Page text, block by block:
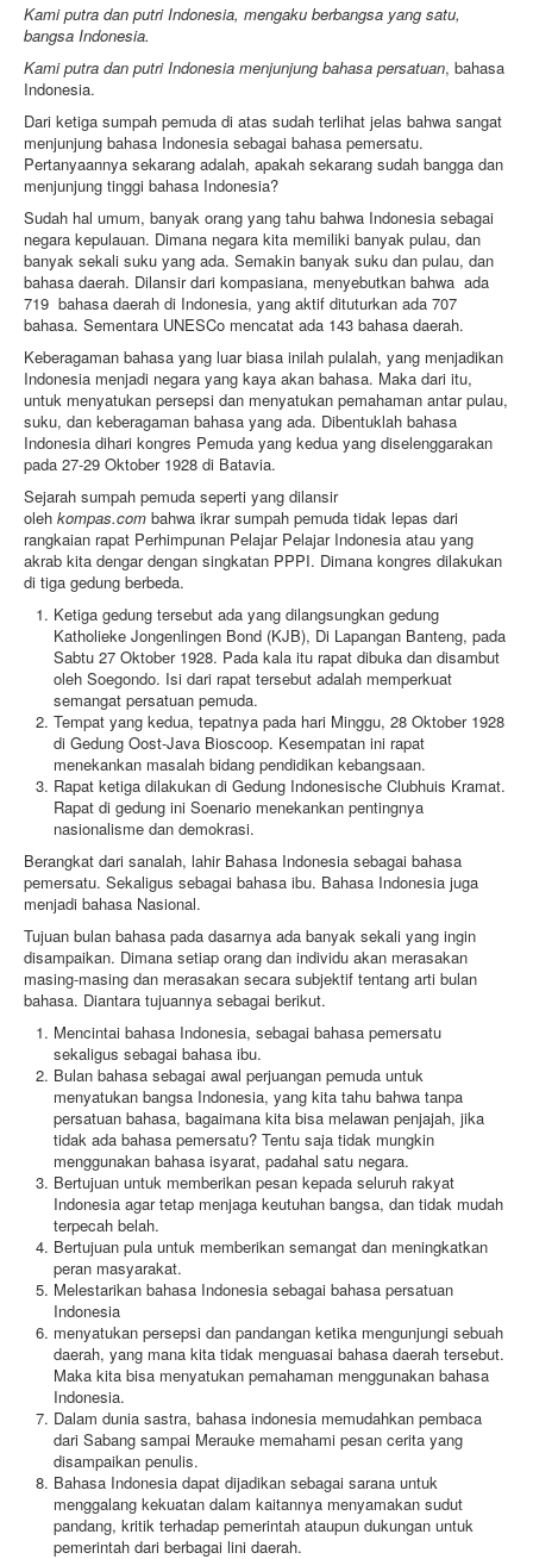
Kami putra dan putri Indonesia, mengaku berbangsa yang satu,
bangsa Indonesia.
Kami putra dan putri Indonesia menjunjung bahasa persatuan, bahasa
Indonesia.
Dari ketiga sumpah pemuda di atas sudah terlihat jelas bahwa sangat
menjunjung bahasa Indonesia sebagai bahasa pemersatu.
Pertanyaannya sekarang adalah, apakah sekarang sudah bangga dan
menjunjung tinggi bahasa Indonesia?
Sudah hal umum, banyak orang yang tahu bahwa Indonesia sebagai
negara kepulauan. Dimana negara kita memiliki banyak pulau, dan
banyak sekali suku yang ada. Semakin banyak suku dan pulau, dan
bahasa daerah. Dilansir dari kompasiana, menyebutkan bahwa ada
719 bahasa daerah di Indonesia, yang aktif dituturkan ada 707
bahasa. Sementara UNESCo mencatat ada 143 bahasa daerah.
Keberagaman bahasa yang luar biasa inilah pulalah, yang menjadikan
Indonesia menjadi negara yang kaya akan bahasa. Maka dari itu,
untuk menyatukan persepsi dan menyatukan pemahaman antar pulau,
suku, dan keberagaman bahasa yang ada. Dibentuklah bahasa
Indonesia dihari kongres Pemuda yang kedua yang diselenggarakan
pada 27-29 Oktober 1928 di Batavia.
Sejarah sumpah pemuda seperti yang dilansir
oleh kompas.com bahwa ikrar sumpah pemuda tidak lepas dari
rangkaian rapat Perhimpunan Pelajar Pelajar Indonesia atau yang
akrab kita dengar dengan singkatan PPPI. Dimana kongres dilakukan
di tiga gedung berbeda.
Ketiga gedung tersebut ada yang dilangsungkan gedung
Katholieke Jongenlingen Bond (KJB), Di Lapangan Banteng, pada
Sabtu 27 Oktober 1928. Pada kala itu rapat dibuka dan disambut
oleh Soegondo. Isi dari rapat tersebut adalah memperkuat
semangat persatuan pemuda.
Tempat yang kedua, tepatnya pada hari Minggu, 28 Oktober 1928
di Gedung Oost-Java Bioscoop. Kesempatan ini rapat
menekankan masalah bidang pendidikan kebangsaan.
Rapat ketiga dilakukan di Gedung Indonesische Clubhuis Kramat.
Rapat di gedung ini Soenario menekankan pentingnya
nasionalisme dan demokrasi.
Berangkat dari sanalah, lahir Bahasa Indonesia sebagai bahasa
pemersatu. Sekaligus sebagai bahasa ibu. Bahasa Indonesia juga
menjadi bahasa Nasional.
Tujuan bulan bahasa pada dasarnya ada banyak sekali yang ingin
disampaikan. Dimana setiap orang dan individu akan merasakan
masing-masing dan merasakan secara subjektif tentang arti bulan
bahasa. Diantara tujuannya sebagai berikut.
Mencintai bahasa Indonesia, sebagai bahasa pemersatu
sekaligus sebagai bahasa ibu.
Bulan bahasa sebagai awal perjuangan pemuda untuk
menyatukan bangsa Indonesia, yang kita tahu bahwa tanpa
persatuan bahasa, bagaimana kita bisa melawan penjajah, jika
tidak ada bahasa pemersatu? Tentu saja tidak mungkin
menggunakan bahasa isyarat, padahal satu negara.
Bertujuan untuk memberikan pesan kepada seluruh rakyat
Indonesia agar tetap menjaga keutuhan bangsa, dan tidak mudah
terpecah belah.
Bertujuan pula untuk memberikan semangat dan meningkatkan
peran masyarakat.
Melestarikan bahasa Indonesia sebagai bahasa persatuan
Indonesia
menyatukan persepsi dan pandangan ketika mengunjungi sebuah
daerah, yang mana kita tidak menguasai bahasa daerah tersebut.
Maka kita bisa menyatukan pemahaman menggunakan bahasa
Indonesia.
Dalam dunia sastra, bahasa indonesia memudahkan pembaca
dari Sabang sampai Merauke memahami pesan cerita yang
disampaikan penulis.
Bahasa Indonesia dapat dijadikan sebagai sarana untuk
menggalang kekuatan dalam kaitannya menyamakan sudut
pandang, kritik terhadap pemerintah ataupun dukungan untuk
pemerintah dari berbagai lini daerah.